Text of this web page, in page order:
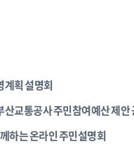
획 설명회
교통공사 주민참여예산 제안
하는 온라인 주민설명회